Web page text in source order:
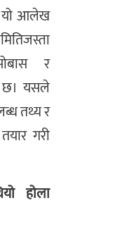
यो आलेख
र
छ। यसले
तथ्य र
गरी
होला